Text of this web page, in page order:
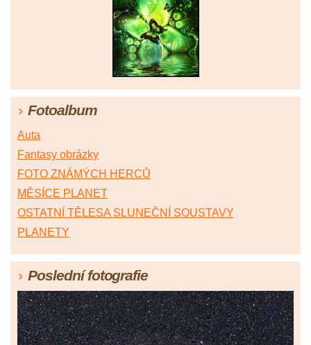
Fotoalbum
Auta
Fantasy obrázky
FOTO ZNÁMÝCH HERCŮ
MĚSÍCE PLANET
OSTATNÍ TĚLESA SLUNEČNÍ SOUSTAVY
PLANETY
Poslední fotografie